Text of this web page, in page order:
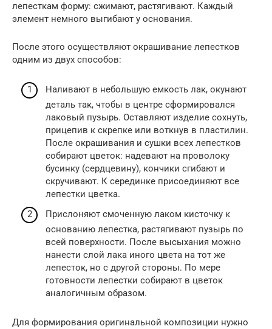
лепесткам форму: сжимают, растягивают. Каждый
элемент немного выгибают у основания.
После этого осуществляют окрашивание лепестков
одним из двух способов:
Наливают в небольшую емкость лак, окунают
деталь так, чтобы в центре сформировался
лаковый пузырь. Оставляют изделие сохнуть,
прицепив к скрепке или воткнув в пластилин.
После окрашивания и сушки всех лепестков
собирают цветок: надевают на проволоку
бусинку (сердцевину), кончики сгибают и
скручивают. К серединке присоединяют все
лепестки цветка.
Прислоняют смоченную лаком кисточку к
основанию лепестка, растягивают пузырь по
всей поверхности. После высыхания можно
нанести слой лака иного цвета на тот же
лепесток, но с другой стороны. По мере
готовности лепестки собирают в цветок
аналогичным образом.
Для формирования оригинальной композиции нужно